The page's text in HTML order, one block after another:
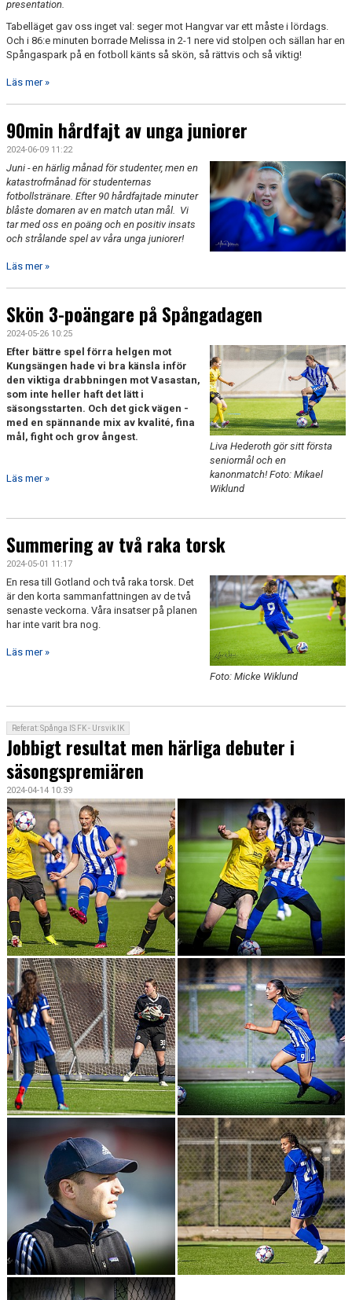
presentation.
Tabelläget gav oss inget val: seger mot Hangvar var ett måste i lördags.
Och i 86:e minuten borrade Melissa in 2-1 nere vid stolpen och sällan har en
Spångaspark på en fotboll känts så skön, så rättvis och så viktig!
Läs mer »
90min hårdfajt av unga juniorer
2024-06-09 11:22
Juni - en härlig månad för studenter, men en
katastrofmånad för studenternas
fotbollstränare. Efter 90 hårdfajtade minuter
blåste domaren av en match utan mål. Vi
tar med oss en poäng och en positiv insats
och strålande spel av våra unga juniorer!
Läs mer »
Skön 3-poängare på Spångadagen
2024-05-26 10:25
Liva Hederoth gör sitt första
seniormål och en
kanonmatch! Foto: Mikael
Wiklund
Efter bättre spel förra helgen mot
Kungsängen hade vi bra känsla inför
den viktiga drabbningen mot Vasastan,
som inte heller haft det lätt i
säsongsstarten. Och det gick vägen -
med en spännande mix av kvalité, fina
mål, fight och grov ångest.
Läs mer »
Summering av två raka torsk
2024-05-01 11:17
Foto: Micke Wiklund
En resa till Gotland och två raka torsk. Det
är den korta sammanfattningen av de två
senaste veckorna. Våra insatser på planen
har inte varit bra nog.
Läs mer »
Referat: Spånga IS FK - Ursvik IK
Jobbigt resultat men härliga debuter i
säsongspremiären
2024-04-14 10:39